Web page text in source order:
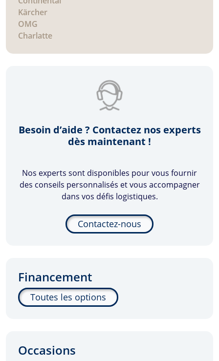
Kärcher
OMG
Charlatte
Besoin d’aide ? Contactez nos experts
dès maintenant !
Nos experts sont disponibles pour vous fournir
des conseils personnalisés et vous accompagner
dans vos défis logistiques.
Contactez-nous
Financement
Toutes les options
Occasions